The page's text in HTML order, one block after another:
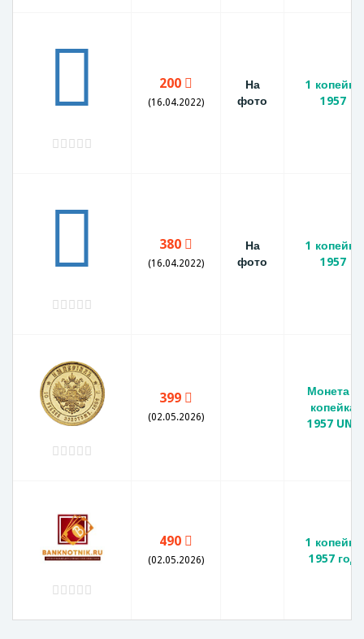
200
(16.04.2022)
На
фото
1 копейка
1957
380
(16.04.2022)
На
фото
1 копейка
1957
399
(02.05.2026)
Монета 1
копейка
1957 UNC
490
(02.05.2026)
1 копейка
1957 год